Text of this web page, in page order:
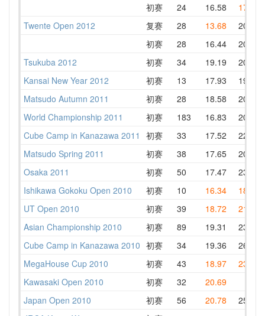
初赛
24 16.58
17.30
Twente Open 2012
复赛 28 13.68
20.09
初赛
28 16.44
20.89
Tsukuba 2012
初赛 34 19.19
20.92
Kansai New Year 2012
初赛 13 17.93
19.24
Matsudo Autumn 2011
初赛 28 18.58
20.10
World Championship 2011
初赛 183 16.83
20.70
Cube Camp in Kanazawa 2011
初赛 33 17.52
22.25
Matsudo Spring 2011
初赛 38 17.65
20.92
Osaka 2011
初赛 50 17.47
23.25
Ishikawa Gokoku Open 2010
初赛 10 16.34
18.72
UT Open 2010
初赛 39 18.72
21.74
Asian Championship 2010
初赛 89 19.31
23.75
Cube Camp in Kanazawa 2010 初赛 34 19.36
26.12
MegaHouse Cup 2010
初赛 43 18.97
23.66
Kawasaki Open 2010
初赛 32
20.69
Japan Open 2010
初赛 56 20.78
25.29